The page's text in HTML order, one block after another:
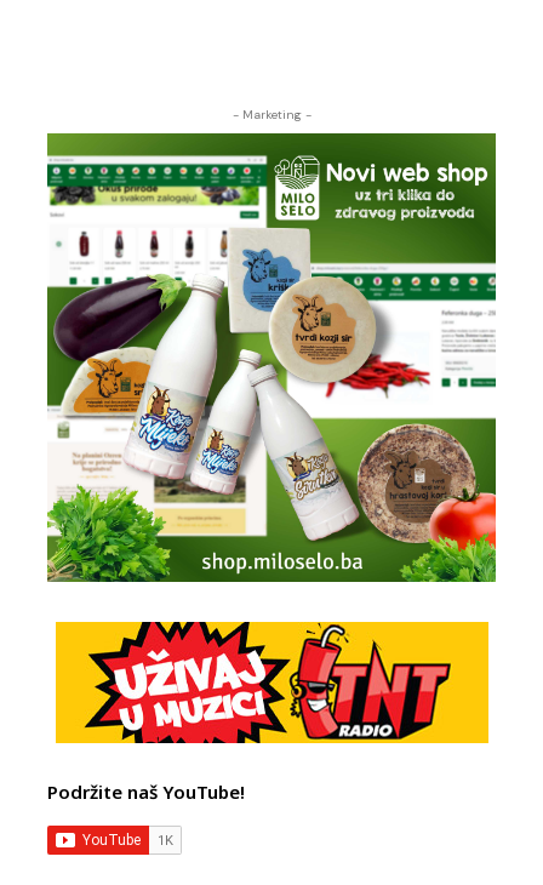
- Marketing -
Podržite naš YouTube!